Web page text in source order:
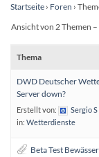
Startseite › Foren ›
Ansicht von 2 Themen
Thema
DWD Deutscher
Server down?
Erstellt von:
Sergio S
in: Wetterdienste
Beta Test